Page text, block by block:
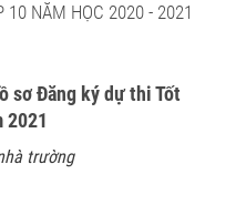
10 NĂM HỌC 2020 - 2021
sơ Đăng ký dự thi Tốt
2021
trường